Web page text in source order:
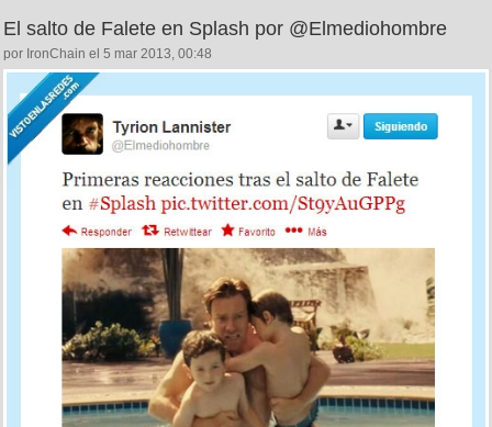
El salto de Falete en Splash por @Elmediohombre
por IronChain el 5 mar 2013, 00:48